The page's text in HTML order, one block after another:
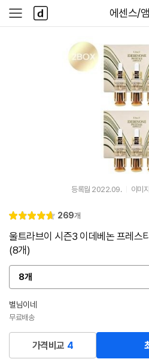
다나와
에센스/
사
이
다
나
와
등록월 2022.09. 이미
별
4.
리
269개
울트라브이 시즌3 이데베논 프레스
(8개)
8개
옵
션
선
택
별님이네
페
이
무료배송
가격비교 4